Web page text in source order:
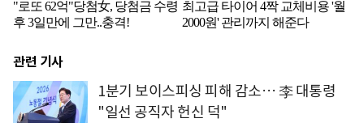
관련 기사
1분기 보이스피싱 피해 감소… 李 대통령
"일선 공직자 헌신 덕"